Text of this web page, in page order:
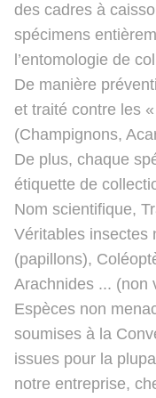
des cadres à
spécimens
l’entomologie de
De manière
et traité contre les
(Champignons,
De plus, chaque
étiquette de
Nom scientifique,
Véritables insectes
(papillons),
Arachnides ... (non
Espèces non
soumises à la
issues pour la
notre entreprise,